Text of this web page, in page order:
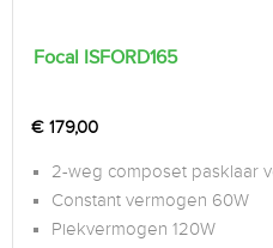
Focal ISFORD165
€ 179,00
2-weg composet pasklaar
Constant vermogen 60W
Piekvermogen 120W